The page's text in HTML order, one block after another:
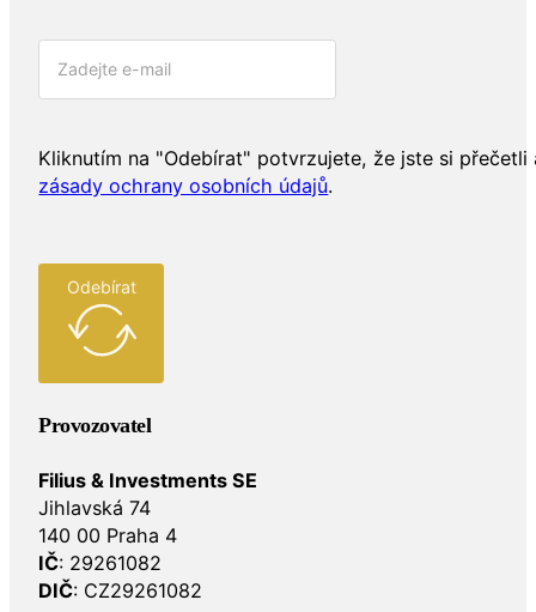
Kliknutím na "Odebírat" potvrzujete, že jste si přečetli
zásady ochrany osobních údajů.
Odebírat
Provozovatel
Filius & Investments SE
Jihlavská 74
140 00 Praha 4
IČ: 29261082
DIČ: CZ29261082